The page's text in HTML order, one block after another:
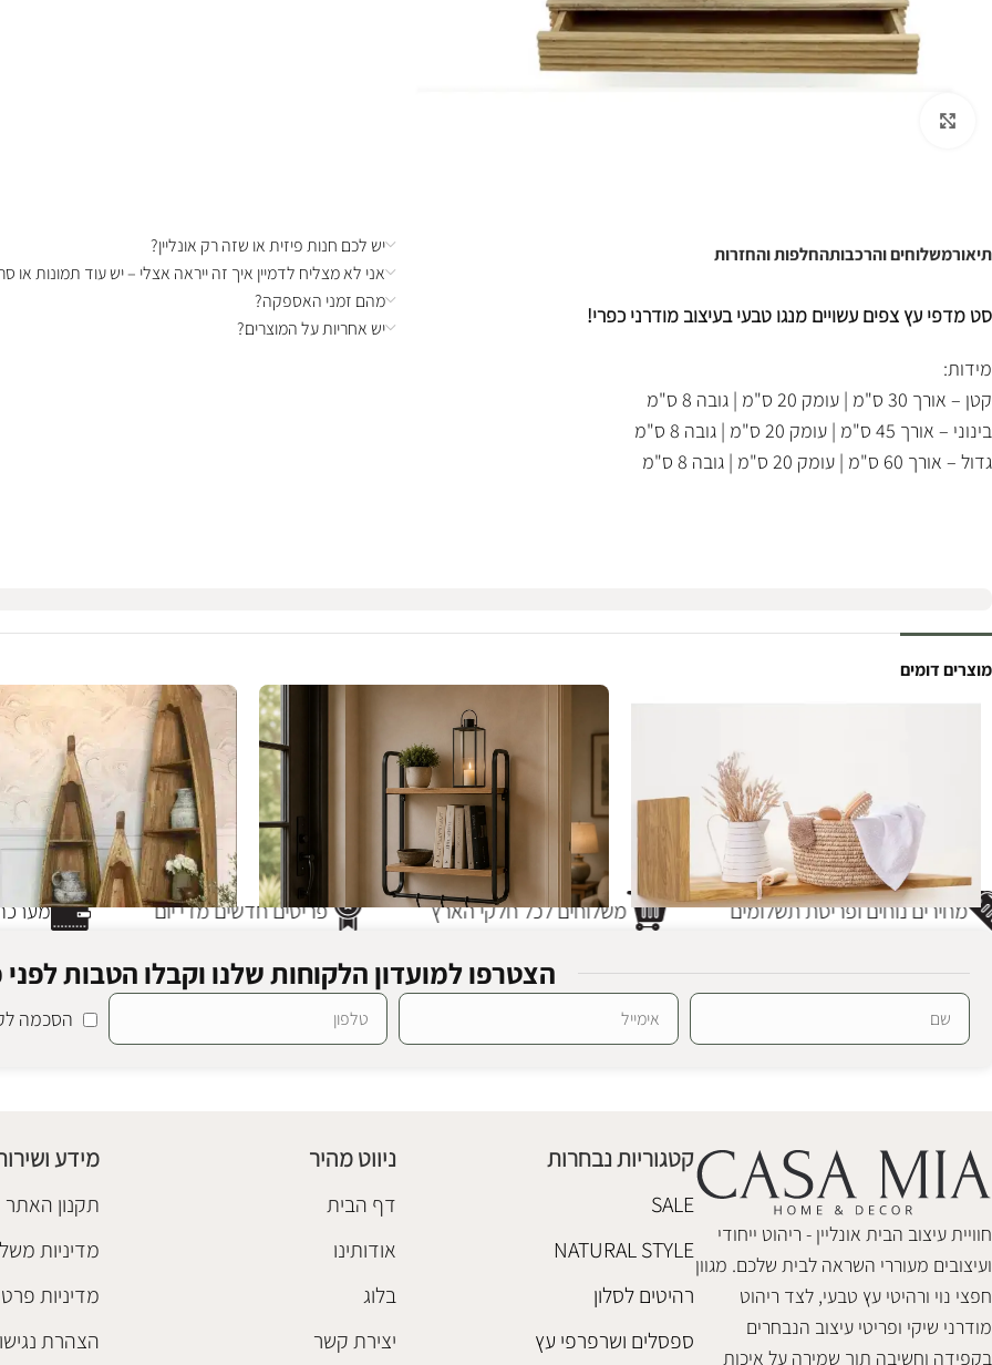
תיאורמשלוחים והרכבותהחלפות והחזרות
סט מדפי עץ צפים עשויים מנגו טבעי בעיצוב מודרני כפרי!
מידות:
קטן – אורך 30 ס"מ | עומק 20 ס"מ | גובה 8 ס"מ
בינוני – אורך 45 ס"מ | עומק 20 ס"מ | גובה 8 ס"מ
גדול – אורך 60 ס"מ | עומק 20 ס"מ | גובה 8 ס"מ
יש לכם חנות פיזית או שזה רק אונליין?
אני לא מצליח לדמיין איך זה ייראה אצלי – יש עוד תמונות או
מהם זמני האספקה?
יש אחריות על המוצרים?
מוצרים דומים
מדף עץ וינו
הוספה לסל
SALE
₪448
368
SALE
מערכת פריטים חדשים מדי יום משלוחים לכל חלקי הארץ מחירים נוחים ופריסת תשלומים
הצטרפו למועדון הלקוחות שלנו וקבלו הטבות
הסכמה
חוויית עיצוב הבית אונליין - ריהוט ייחודי
ועיצובים מעוררי השראה לבית שלכם. מגוון
חפצי נוי ורהיטי עץ טבעי, לצד ריהוט
מודרני שיקי ופריטי עיצוב הנבחרים
בקפידה וחשיבה תוך שמירה על איכות
קטגוריות נבחרות
SALE
NATURAL STYLE
רהיטים לסלון
ספסלים ושרפרפי עץ
ניווט מהיר
דף הבית
אודותינו
בלוג
יצירת קשר
מידע
תקנון האתר
מדיניות
מדיניות
הצהרת